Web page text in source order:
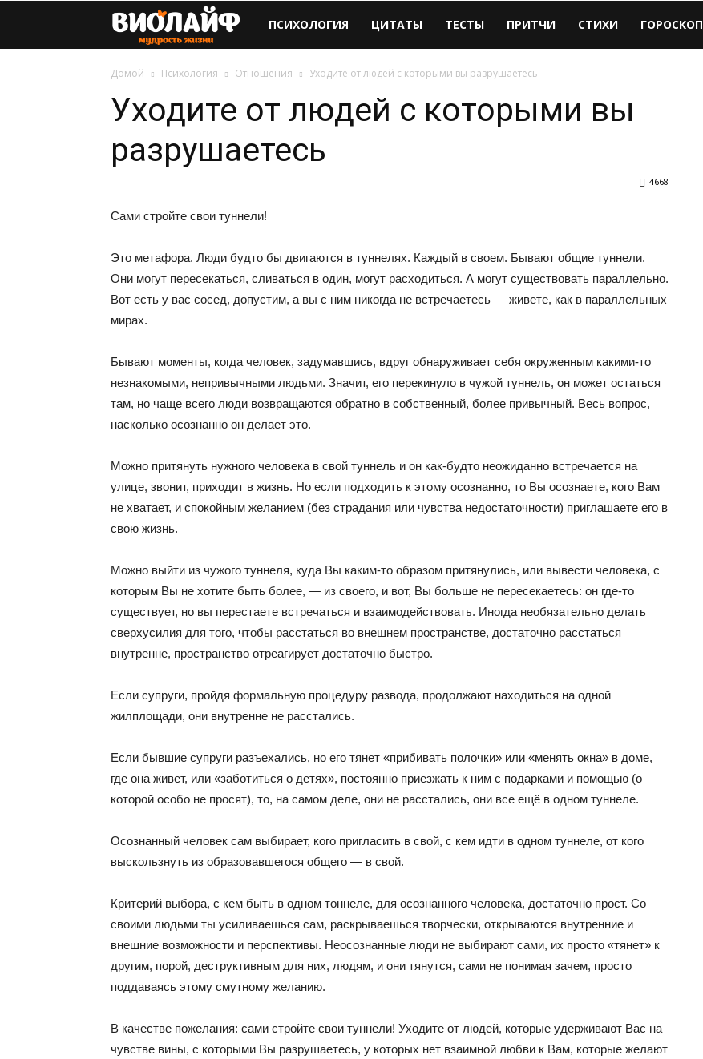
Виолайф
ПСИХОЛОГИЯ ЦИТАТЫ ТЕСТЫ ПРИТЧИ СТИХИ ГОРОСКОП
Домой Психология Отношения Уходите от людей с которыми вы разрушаетесь
Уходите от людей с которыми вы
разрушаетесь
4668
Сами стройте свои туннели!
Это метафора. Люди будто бы двигаются в туннелях. Каждый в своем. Бывают общие туннели.
Они могут пересекаться, сливаться в один, могут расходиться. А могут существовать параллельно.
Вот есть у вас сосед, допустим, а вы с ним никогда не встречаетесь — живете, как в параллельных
мирах.
Бывают моменты, когда человек, задумавшись, вдруг обнаруживает себя окруженным какими-то
незнакомыми, непривычными людьми. Значит, его перекинуло в чужой туннель, он может остаться
там, но чаще всего люди возвращаются обратно в собственный, более привычный. Весь вопрос,
насколько осознанно он делает это.
Можно притянуть нужного человека в свой туннель и он как-будто неожиданно встречается на
улице, звонит, приходит в жизнь. Но если подходить к этому осознанно, то Вы осознаете, кого Вам
не хватает, и спокойным желанием (без страдания или чувства недостаточности) приглашаете его в
свою жизнь.
Можно выйти из чужого туннеля, куда Вы каким-то образом притянулись, или вывести человека, с
которым Вы не хотите быть более, — из своего, и вот, Вы больше не пересекаетесь: он где-то
существует, но вы перестаете встречаться и взаимодействовать. Иногда необязательно делать
сверхусилия для того, чтобы расстаться во внешнем пространстве, достаточно расстаться
внутренне, пространство отреагирует достаточно быстро.
Если супруги, пройдя формальную процедуру развода, продолжают находиться на одной
жилплощади, они внутренне не расстались.
Если бывшие супруги разъехались, но его тянет «прибивать полочки» или «менять окна» в доме,
где она живет, или «заботиться о детях», постоянно приезжать к ним с подарками и помощью (о
которой особо не просят), то, на самом деле, они не расстались, они все ещё в одном туннеле.
Осознанный человек сам выбирает, кого пригласить в свой, с кем идти в одном туннеле, от кого
выскользнуть из образовавшегося общего — в свой.
Критерий выбора, с кем быть в одном тоннеле, для осознанного человека, достаточно прост. Со
своими людьми ты усиливаешься сам, раскрываешься творчески, открываются внутренние и
внешние возможности и перспективы. Неосознанные люди не выбирают сами, их просто «тянет» к
другим, порой, деструктивным для них, людям, и они тянутся, сами не понимая зачем, просто
поддаваясь этому смутному желанию.
В качестве пожелания: сами стройте свои туннели! Уходите от людей, которые удерживают Вас на
чувстве вины, с которыми Вы разрушаетесь, у которых нет взаимной любви к Вам, которые желают